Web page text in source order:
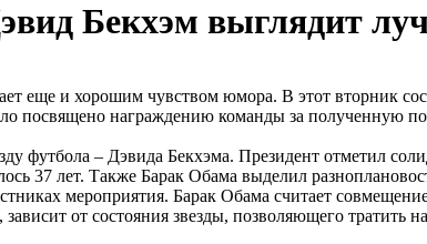
Бекхэм выглядит
еще и хорошим чувством юмора. В этот вторник
посвящено награждению команды за полученную
футбола – Дэвида Бекхэма. Президент отметил
37 лет. Также Барак Обама выделил
мероприятия. Барак Обама считает
от состояния звезды, позволяющего тратить